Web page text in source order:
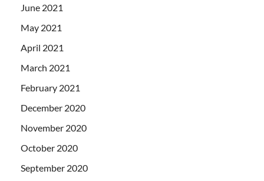
June 2021
May 2021
April 2021
March 2021
February 2021
December 2020
November 2020
October 2020
September 2020